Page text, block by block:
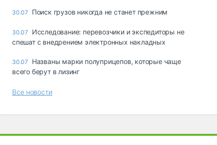
30.07 Поиск грузов никогда не станет прежним
30.07
Исследование: перевозчики и экспедиторы не
спешат с внедрением электронных накладных
30.07
Названы марки полуприцепов, которые чаще
всего берут в лизинг
Все новости